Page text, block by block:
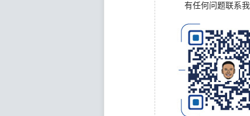
有任何问题联系我